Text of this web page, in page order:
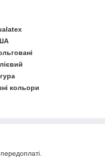
кольори